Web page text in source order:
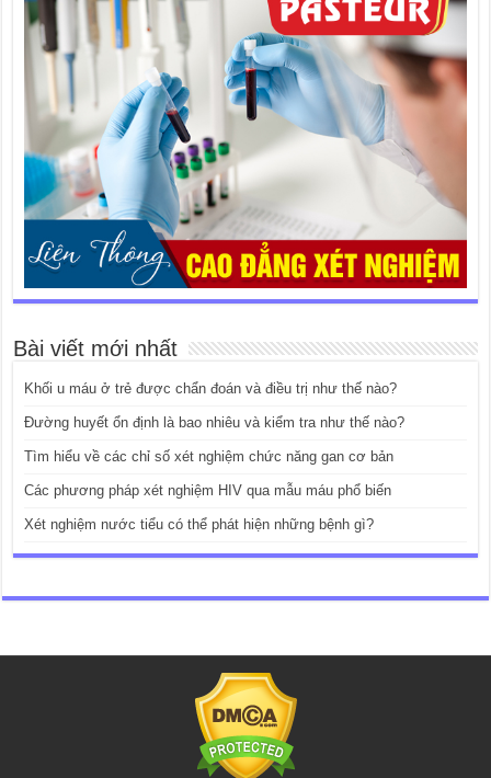
Bài viết mới nhất
Khối u máu ở trẻ được chẩn đoán và điều trị như thế nào?
Đường huyết ổn định là bao nhiêu và kiểm tra như thế nào?
Tìm hiểu về các chỉ số xét nghiệm chức năng gan cơ bản
Các phương pháp xét nghiệm HIV qua mẫu máu phổ biến
Xét nghiệm nước tiểu có thể phát hiện những bệnh gì?